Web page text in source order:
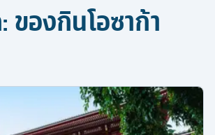
ของกินโอซาก้า